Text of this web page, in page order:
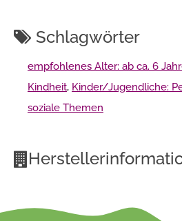
Schlagwörter
empfohlenes Alter: ab ca. 6
Kindheit, Kinder/Jugendliche:
soziale Themen